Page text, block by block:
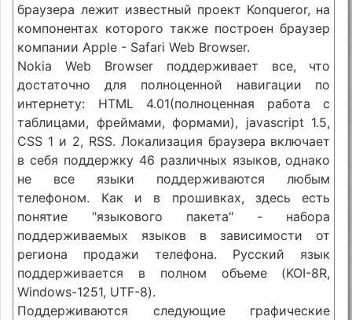
браузера лежит известный проект Konqueror, на
компонентах которого также построен браузер
компании Apple - Safari Web Browser.
Nokia Web Browser поддерживает все, что
достаточно для полноценной навигации по
интернету: HTML 4.01(полноценная работа с
таблицами, фреймами, формами), javascript 1.5,
CSS 1 и 2, RSS. Локализация браузера включает
в себя поддержку 46 различных языков, однако
не все языки поддерживаются любым
телефоном. Как и в прошивках, здесь есть
понятие "языкового пакета" - набора
поддерживаемых языков в зависимости от
региона продажи телефона. Русский язык
поддерживается в полном объеме (KOI-8R,
Windows-1251, UTF-8).
Поддерживаются следующие графические